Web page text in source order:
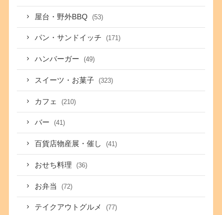
屋台・野外BBQ (53)
パン・サンドイッチ (171)
ハンバーガー (49)
スイーツ・お菓子 (323)
カフェ (210)
バー (41)
百貨店物産展・催し (41)
おせち料理 (36)
お弁当 (72)
テイクアウトグルメ (77)